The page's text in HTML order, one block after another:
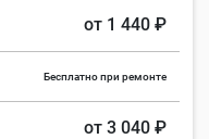
от 1 440 ₽
Бесплатно при ремонте
от 3 040 ₽